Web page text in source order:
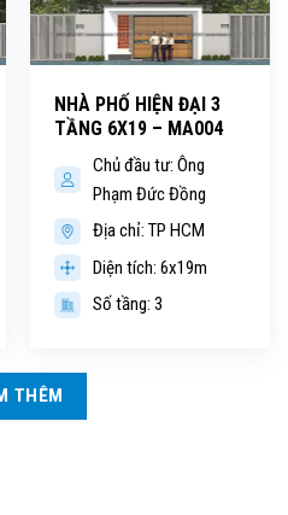
NHÀ PHỐ HIỆN ĐẠI 3
TẦNG 6X19 – MA004
Chủ đầu tư: Ông
Phạm Đức Đồng
Địa chỉ: TP HCM
Diện tích: 6x19m
Số tầng: 3
THÊM